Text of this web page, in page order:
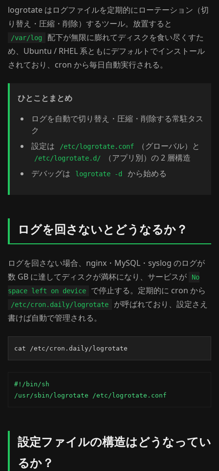
logrotate はログファイルを定期的にローテーション（切
り替え・圧縮・削除）するツール。放置すると
/var/log
配下が無限に膨れてディスクを食い尽くすた
め、Ubuntu / RHEL 系ともにデフォルトでインストール
されており、cron から毎日自動実行される。
ひとことまとめ
ログを自動で切り替え・圧縮・削除する常駐タス
ク
設定は
/etc/logrotate.conf （グローバル）と
/etc/logrotate.d/
（アプリ別）の 2 層構造
デバッグは
logrotate -d から始める
ログを回さないとどうなるか？
ログを回さない場合、nginx・MySQL・syslog のログが
数 GB に達してディスクが満杯になり、サービスが
No
space left on device
で停止する。定期的に cron から
/etc/cron.daily/logrotate
が呼ばれており、設定さえ
書けば自動で管理される。
cat /etc/cron.daily/logrotate
#!/bin/sh
/usr/sbin/logrotate /etc/logrotate.conf
設定ファイルの構造はどうなってい
るか？